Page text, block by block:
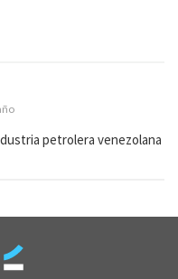
petrolera venezolana